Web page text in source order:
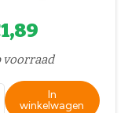
voorraad
In
winkelwagen